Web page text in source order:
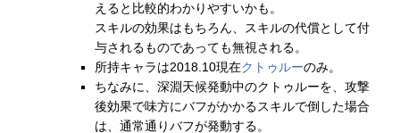
えると比較的わかりやすいかも。
スキルの効果はもちろん、スキルの代償として付
与されるものであっても無視される。
所持キャラは2018.10現在クトゥルーのみ。
ちなみに、深淵天候発動中のクトゥルーを、攻撃
後効果で味方にバフがかかるスキルで倒した場合
は、通常通りバフが発動する。